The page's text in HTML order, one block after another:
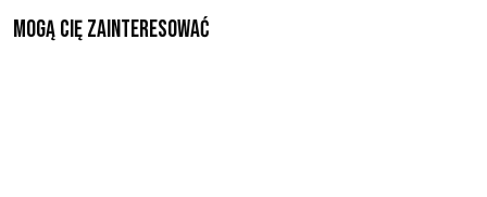
Mogą Cię zainteresować